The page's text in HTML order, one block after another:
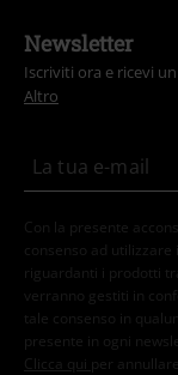
Newsletter
Iscriviti ora e ricevi
Altro
Con la presente
consenso ad
riguardanti i prodotti
verranno gestiti in
tale consenso in
presente in ogni
Clicca qui per